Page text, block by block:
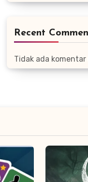
Recent
Tidak ada